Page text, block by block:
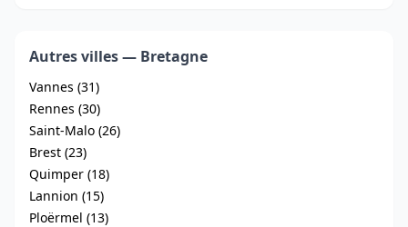
Autres villes — Bretagne
Vannes (31)
Rennes (30)
Saint-Malo (26)
Brest (23)
Quimper (18)
Lannion (15)
Ploërmel (13)